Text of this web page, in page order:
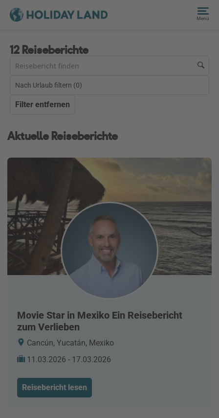
Menü
12 Reiseberichte
Nach Urlaub filtern (0)
Filter entfernen
Aktuelle Reiseberichte
Movie Star in Mexiko Ein Reisebericht
zum Verlieben
Cancún, Yucatán, Mexiko
11.03.2026 - 17.03.2026
Reisebericht lesen